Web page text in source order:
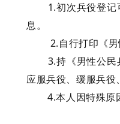
1.初次兵役登
息。
2.自行打印《
3.持《男性公
应服兵役、缓服兵役
4.本人因特殊原